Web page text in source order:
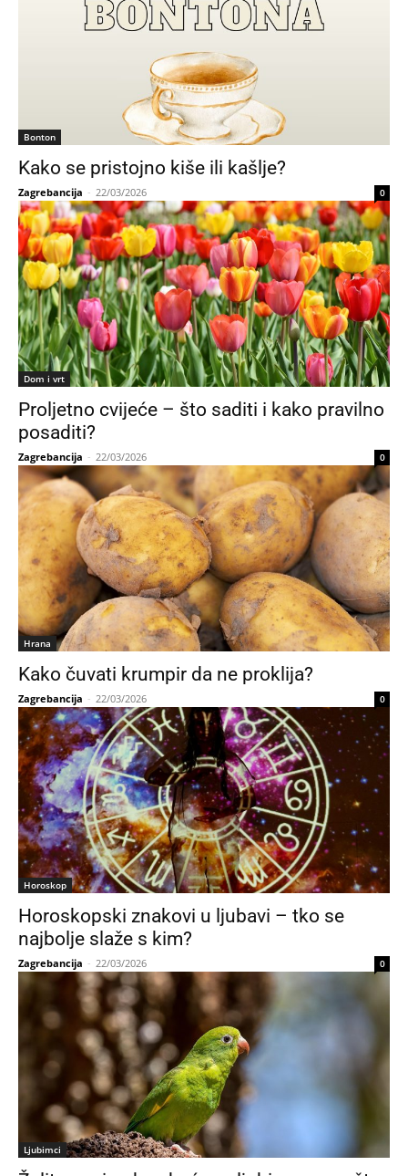
Bonton
Kako se pristojno kiše ili kašlje?
Zagrebancija - 22/03/2026 0
Dom i vrt
Proljetno cvijeće – što saditi i kako pravilno
posaditi?
Zagrebancija - 22/03/2026 0
Hrana
Kako čuvati krumpir da ne proklija?
Zagrebancija - 22/03/2026 0
Horoskop
Horoskopski znakovi u ljubavi – tko se
najbolje slaže s kim?
Zagrebancija - 22/03/2026 0
Ljubimci